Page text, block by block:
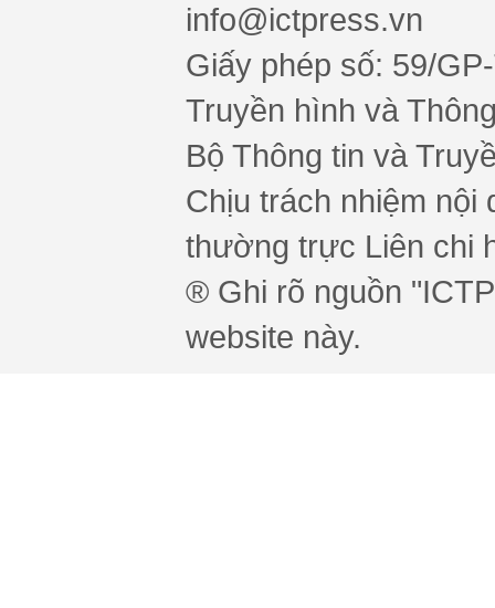
info@ictpress.vn
Giấy phép số: 59/
Truyền hình và
Bộ Thông tin và
Chịu trách nhiệm nội
thường trực Liên chi
® Ghi rõ nguồn
website này.